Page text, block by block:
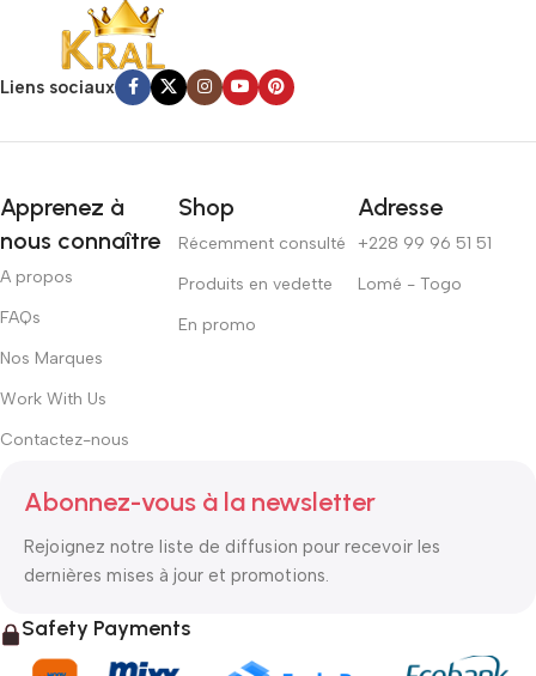
Liens sociaux
Apprenez à
nous connaître
A propos
FAQs
Nos Marques
Work With Us
Contactez-nous
Shop
Récemment consulté
Produits en vedette
En promo
Adresse
+228 99 96 51 51
Lomé - Togo
Abonnez-vous à la newsletter
Rejoignez notre liste de diffusion pour recevoir les
dernières mises à jour et promotions.
Safety Payments